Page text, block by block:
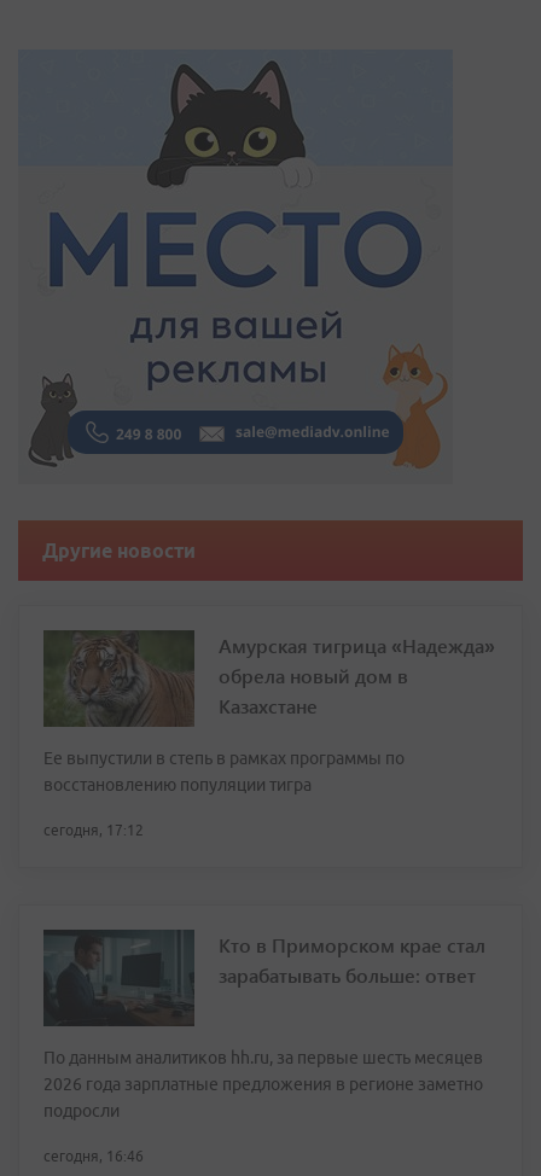
Другие новости
Амурская тигрица «Надежда»
обрела новый дом в
Казахстане
Ее выпустили в степь в рамках программы по
восстановлению популяции тигра
сегодня, 17:12
Кто в Приморском крае стал
зарабатывать больше: ответ
По данным аналитиков hh.ru, за первые шесть месяцев
2026 года зарплатные предложения в регионе заметно
подросли
сегодня, 16:46